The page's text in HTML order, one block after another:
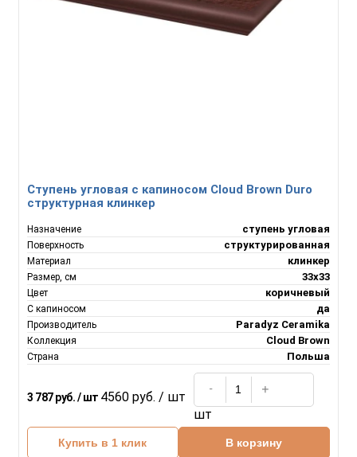
Ступень угловая с капиносом Cloud Brown Duro
структурная клинкер
Назначение ступень угловая
Поверхность структурированная
Материал клинкер
Размер, см 33х33
Цвет коричневый
С капиносом да
Производитель Paradyz Ceramika
Коллекция Cloud Brown
Страна Польша
3 787 руб. / шт 4560 руб. / шт
шт
Купить в 1 клик В корзину